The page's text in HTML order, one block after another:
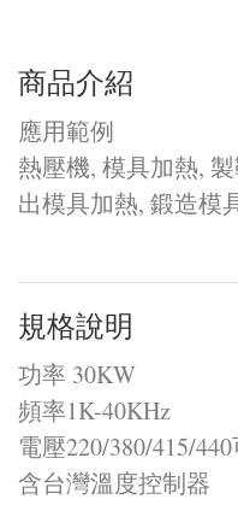
商品介紹
應用範例
熱壓機, 模具加熱,
出模具加熱, 鍛造模
規格說明
功率 30KW
頻率1K-40KHz
電壓220/380/415/
含台灣溫度控制器